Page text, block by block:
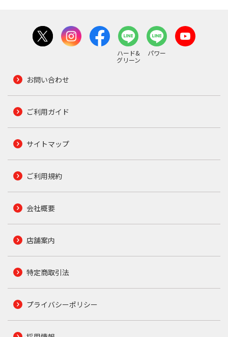
ハード&
グリーン
パワー
お問い合わせ
ご利用ガイド
サイトマップ
ご利用規約
会社概要
店舗案内
特定商取引法
プライバシーポリシー